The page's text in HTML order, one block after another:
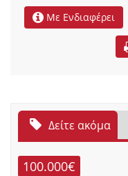
Με Ενδιαφέρει
Δείτε ακόμα
100.000€